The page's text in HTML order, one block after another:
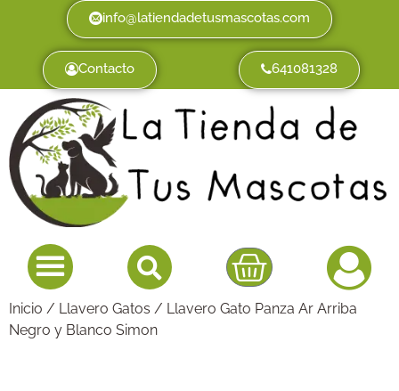
info@latiendadetusmascotas.com
Contacto 641081328
Inicio / Llavero Gatos / Llavero Gato Panza Ar Arriba
Negro y Blanco Simon